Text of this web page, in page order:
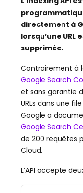
directement à
lorsqu’une URL
supprimée.
Contrairement à
Google Search
et sans garantie
URLs dans une
Google a
Google Search
de 200 requêtes
Cloud.
L’API accepte